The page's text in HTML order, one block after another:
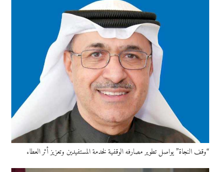
“وقف النجاة” يواصل تطوير مصارفه الوقفية لخدمة المستفيدين وتعزيز أثر العطاء